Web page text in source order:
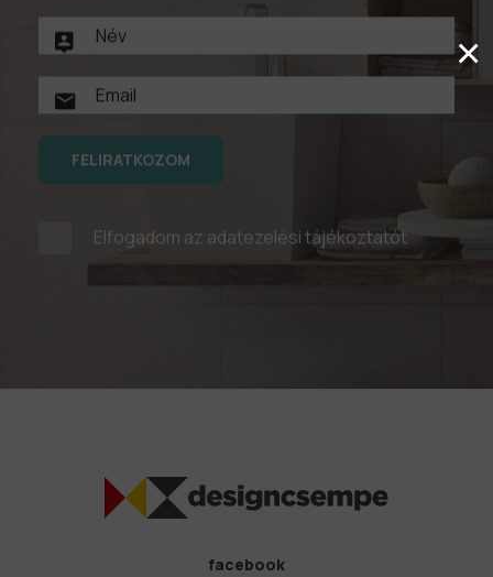
FELIRATKOZOM
Elfogadom az adatezelési tájékoztatót
facebook
×